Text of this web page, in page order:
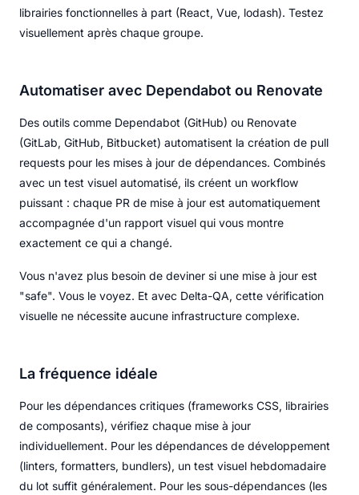
librairies fonctionnelles à part (React, Vue, lodash). Testez
visuellement après chaque groupe.
Automatiser avec Dependabot ou Renovate
Des outils comme Dependabot (GitHub) ou Renovate
(GitLab, GitHub, Bitbucket) automatisent la création de pull
requests pour les mises à jour de dépendances. Combinés
avec un test visuel automatisé, ils créent un workflow
puissant : chaque PR de mise à jour est automatiquement
accompagnée d'un rapport visuel qui vous montre
exactement ce qui a changé.
Vous n'avez plus besoin de deviner si une mise à jour est
"safe". Vous le voyez. Et avec Delta-QA, cette vérification
visuelle ne nécessite aucune infrastructure complexe.
La fréquence idéale
Pour les dépendances critiques (frameworks CSS, librairies
de composants), vérifiez chaque mise à jour
individuellement. Pour les dépendances de développement
(linters, formatters, bundlers), un test visuel hebdomadaire
du lot suffit généralement. Pour les sous-dépendances (les